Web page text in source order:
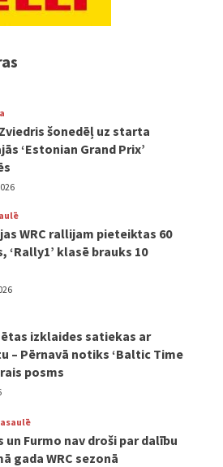
šonedēļ uz starta
‘Estonian Grand Prix’
WRC rallijam pieteiktas 60
‘Rally1’ klasē brauks 10
izklaides satiekas ar
– Pērnavā notiks ‘Baltic Time
posms
un Furmo nav droši par dalību
gada WRC sezonā